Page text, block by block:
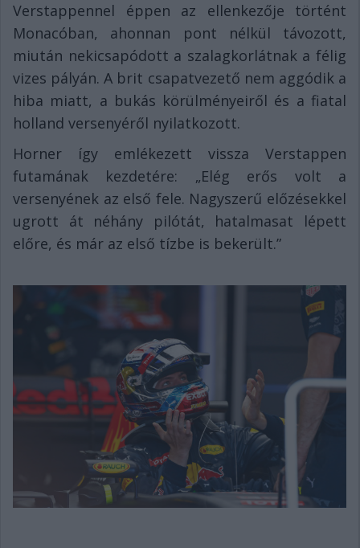
Verstappennel éppen az ellenkezője történt
Monacóban, ahonnan pont nélkül távozott,
miután nekicsapódott a szalagkorlátnak a félig
vizes pályán. A brit csapatvezető nem aggódik a
hiba miatt, a bukás körülményeiről és a fiatal
holland versenyéről nyilatkozott.
Horner így emlékezett vissza Verstappen
futamának kezdetére: „Elég erős volt a
versenyének az első fele. Nagyszerű előzésekkel
ugrott át néhány pilótát, hatalmasat lépett
előre, és már az első tízbe is bekerült.”